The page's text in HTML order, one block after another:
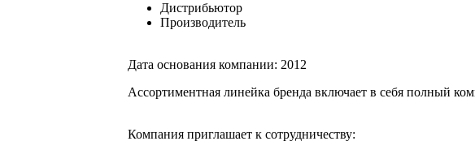
Дистрибьютор
Производитель
Дата основания компании: 2012
Ассортиментная линейка бренда включает в себя полный
Компания приглашает к сотрудничеству: